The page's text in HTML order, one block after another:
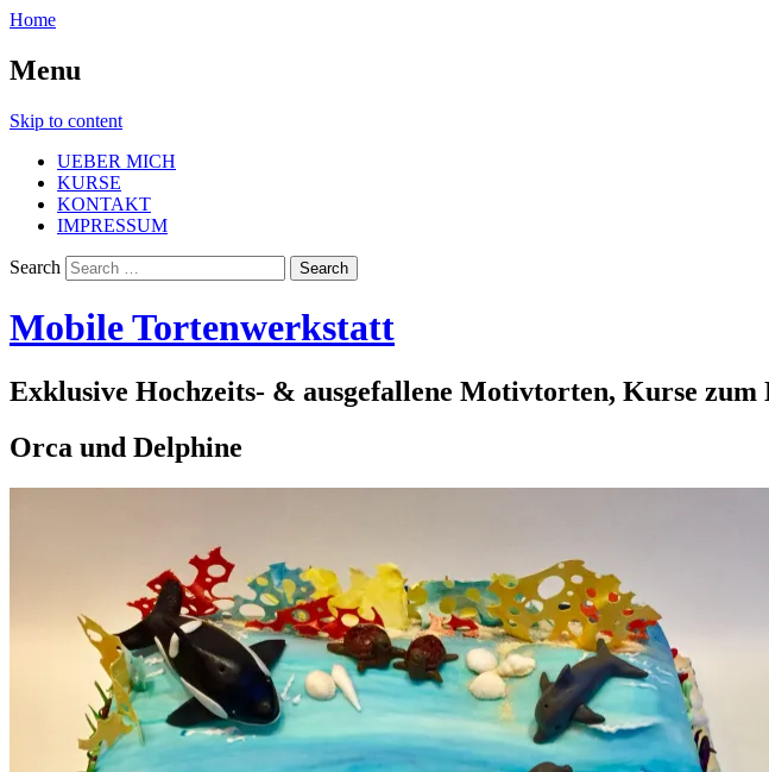
Home
Menu
Skip to content
UEBER MICH
KURSE
KONTAKT
IMPRESSUM
Search
Mobile Tortenwerkstatt
Exklusive Hochzeits- & ausgefallene Motivtorten, Kurse
Orca und Delphine